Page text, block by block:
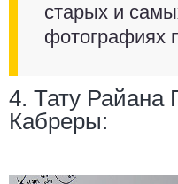
старых и
фотографиях
4. Тату Райана
Кабреры: